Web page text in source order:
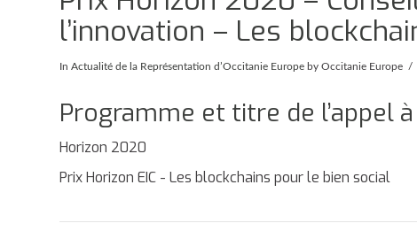
l’innovation – Les
InActualité de la Représentation d’Occitanie Europe by Occitanie Europe
Programme et titre de l’appel
Horizon 2020
Prix Horizon EIC - Les blockchains pour le bien social